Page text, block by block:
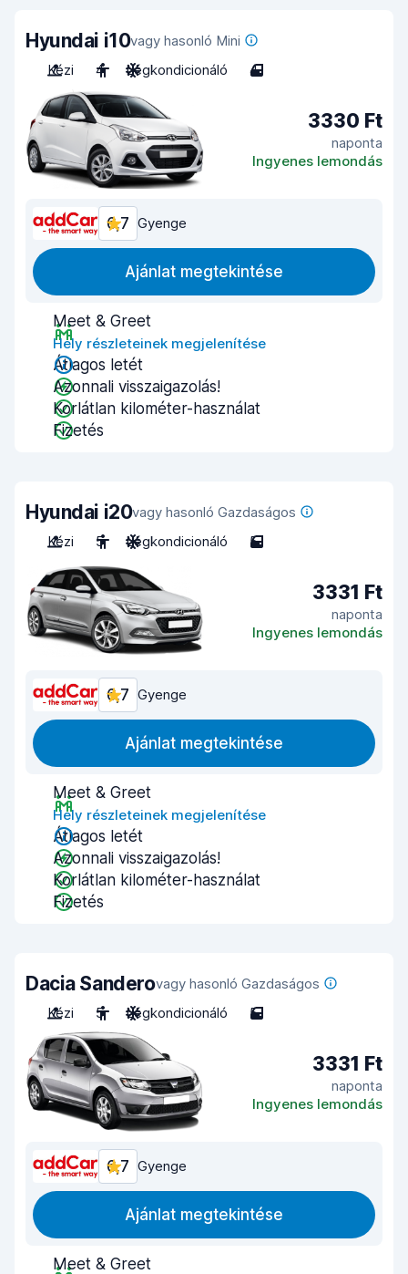
Hyundai i10vagy hasonló Mini
Kézi
4 Légkondicionáló 4
3330 Ft
naponta
Ingyenes lemondás
6,7 Gyenge
Ajánlat megtekintése
Meet & Greet
Hely részleteinek megjelenítése
Átlagos letét
Azonnali visszaigazolás!
Korlátlan kilométer-használat
Fizetés
Hyundai i20vagy hasonló Gazdaságos
Kézi
5 Légkondicionáló 5
3331 Ft
naponta
Ingyenes lemondás
6,7 Gyenge
Ajánlat megtekintése
Meet & Greet
Hely részleteinek megjelenítése
Átlagos letét
Azonnali visszaigazolás!
Korlátlan kilométer-használat
Fizetés
Dacia Sanderovagy hasonló Gazdaságos
Kézi
5 Légkondicionáló 5
3331 Ft
naponta
Ingyenes lemondás
6,7 Gyenge
Ajánlat megtekintése
Meet & Greet